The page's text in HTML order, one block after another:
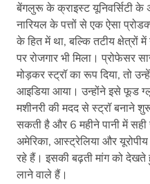
बेंगलुरू के क्राइस्ट यूनिवर्सिटी के
नारियल के पत्तों से एक ऐसा
के हित में था, बल्कि तटीय क्षेत्रों
पर रोजगार भी मिला। प्रोफेसर
मोड़कर स्ट्रॉ का रूप दिया, तो
आइडिया आया। उन्होंने इसे फूड
मशीनरी की मदद से स्ट्रॉ बनाने
सकती है और 6 महीने पानी में
अमेरिका, आस्ट्रेलिया और
रहे हैं। इसकी बढ़ती मांग को देखते
लाने वाले हैं।